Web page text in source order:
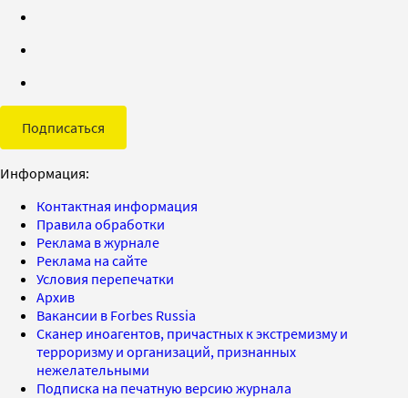
Подписаться
Информация:
Контактная информация
Правила обработки
Реклама в журнале
Реклама на сайте
Условия перепечатки
Архив
Вакансии в Forbes Russia
Сканер иноагентов, причастных к экстремизму и
терроризму и организаций, признанных
нежелательными
Подписка на печатную версию журнала